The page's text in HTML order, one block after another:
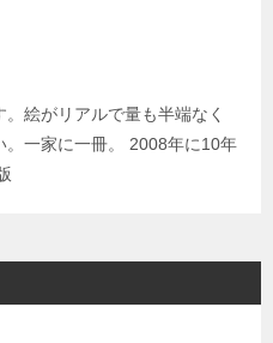
絵がリアルで量も半端なく
。一家に一冊。 2008年に10年